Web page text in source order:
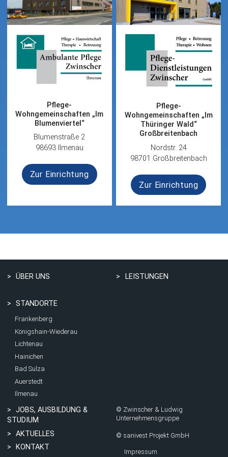
Pflege-
Wohngemeinschaften „Im
Blumenviertel“
Blumenstraße 2
98693 Ilmenau
Zur Einrichtung
Pflege-
Wohngemeinschaften „Im
Thüringer Wald“
Großbreitenbach
Nordstr. 24
98701 Großbreitenbach
Zur Einrichtung
ÜBER UNS
STANDORTE
Frankenberg
Königshain-Wiederau
Lichtenau
Hainichen
Bad Sulza
Auerstedt
Ilmenau
LEISTUNGEN
JOBS, AUSBILDUNG &
STUDIUM
AKTUELLES
KONTAKT
© Zwinscher & Ludwig
Unternehmensgruppe
© sanivest Projekt GmbH
Impressum